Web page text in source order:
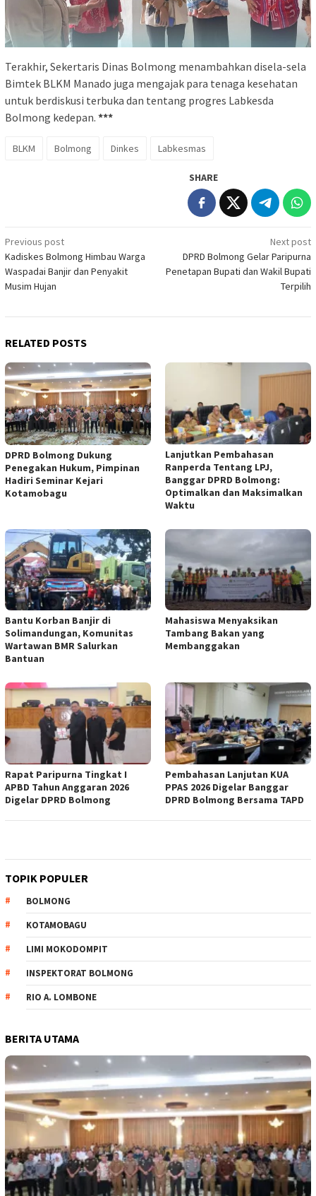
Terakhir, Sekertaris Dinas Bolmong menambahkan disela-sela
Bimtek BLKM Manado juga mengajak para tenaga kesehatan
untuk berdiskusi terbuka dan tentang progres Labkesda
Bolmong kedepan. ***
BLKM Bolmong Dinkes Labkesmas
SHARE
Post
navigation
Previous post
Kadiskes Bolmong Himbau Warga
Waspadai Banjir dan Penyakit
Musim Hujan
Next post
DPRD Bolmong Gelar Paripurna
Penetapan Bupati dan Wakil Bupati
Terpilih
RELATED POSTS
DPRD Bolmong Dukung
Penegakan Hukum, Pimpinan
Hadiri Seminar Kejari
Kotamobagu
Lanjutkan Pembahasan
Ranperda Tentang LPJ,
Banggar DPRD Bolmong:
Optimalkan dan Maksimalkan
Waktu
Bantu Korban Banjir di
Solimandungan, Komunitas
Wartawan BMR Salurkan
Bantuan
Mahasiswa Menyaksikan
Tambang Bakan yang
Membanggakan
Rapat Paripurna Tingkat I
APBD Tahun Anggaran 2026
Digelar DPRD Bolmong
Pembahasan Lanjutan KUA
PPAS 2026 Digelar Banggar
DPRD Bolmong Bersama TAPD
TOPIK POPULER
BOLMONG
KOTAMOBAGU
LIMI MOKODOMPIT
INSPEKTORAT BOLMONG
RIO A. LOMBONE
BERITA UTAMA